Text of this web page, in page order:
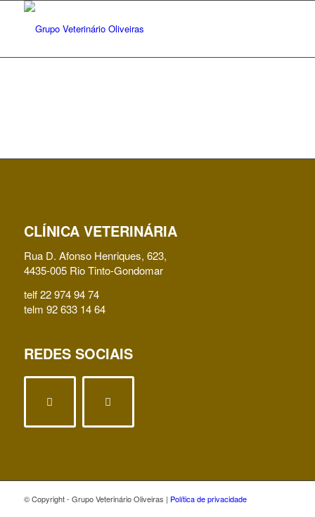
CLÍNICA VETERINÁRIA
Rua D. Afonso Henriques, 623,
4435-005 Rio Tinto-Gondomar
telf 22 974 94 74
telm 92 633 14 64
REDES SOCIAIS
© Copyright - Grupo Veterinário Oliveiras | Política de privacidade